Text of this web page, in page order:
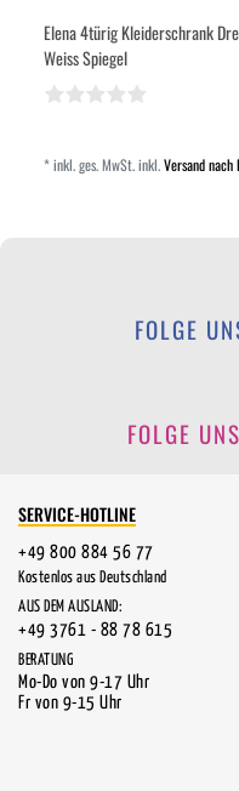
Elena 4türig Kleiderschrank
Weiss Spiegel
*inkl. ges. MwSt.inkl.Versand nach
FOLGE
FOLGE
SERVICE-HOTLINE
+49 800 884 56 77
Kostenlos aus Deutschland
AUS DEM AUSLAND:
+49 3761 - 88 78 615
BERATUNG
Mo-Do von 9-17 Uhr
Fr von 9-15 Uhr